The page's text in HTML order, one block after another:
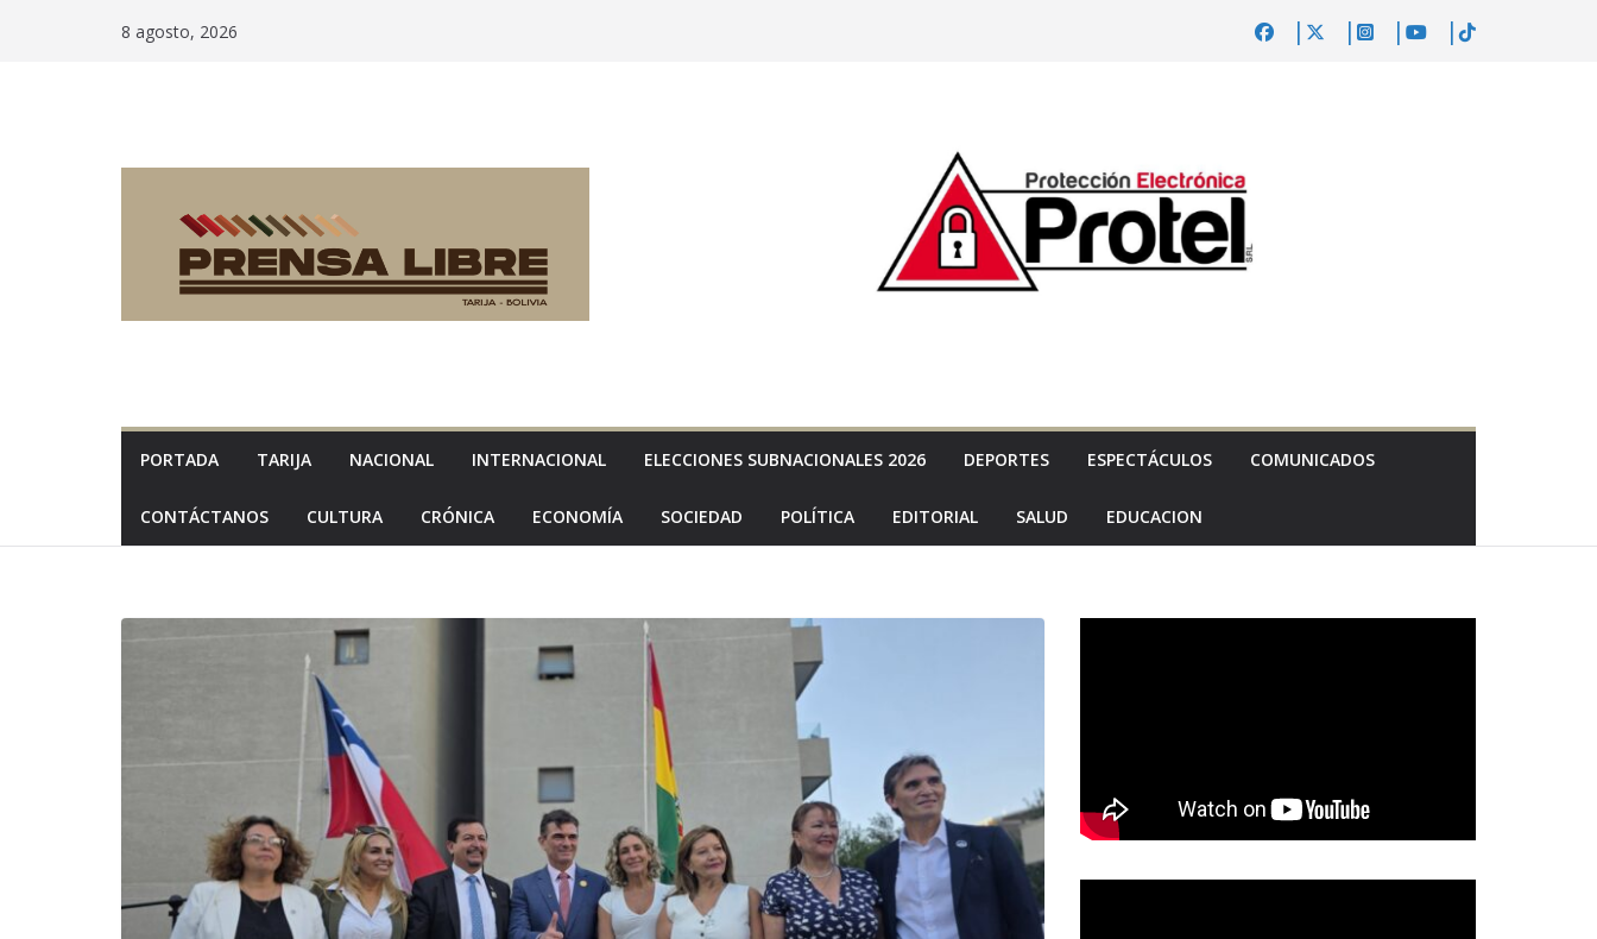
8 agosto, 2026
PORTADA TARIJA NACIONAL INTERNACIONAL ELECCIONES SUBNACIONALES 2026 DEPORTES ESPECTÁCULOS COMUNICADOS
CONTÁCTANOS CULTURA CRÓNICA ECONOMÍA SOCIEDAD POLÍTICA EDITORIAL SALUD EDUCACION